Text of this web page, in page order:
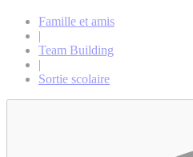
Famille et amis
|
Team Building
|
Sortie scolaire